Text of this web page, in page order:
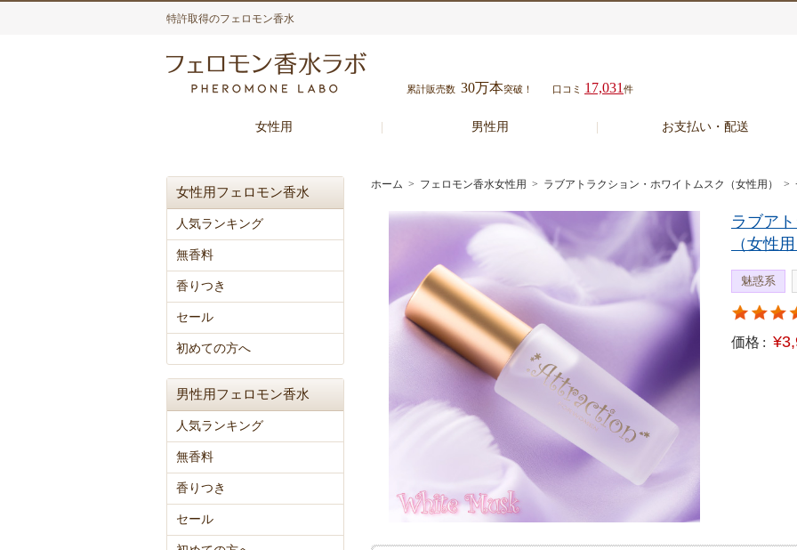
特許取得のフェロモン香水
累計販売数 30万本突破！ 口コミ 17,031 件
女性用 男性用 お支払い・配送
ホーム > フェロモン香水女性用 > ラブアトラクション・ホワイトムスク（女性用） >
ラブア
（女性用
魅惑系
価格 :
女性用フェロモン香水
人気ランキング
無香料
香りつき
セール
初めての方へ
男性用フェロモン香水
人気ランキング
無香料
香りつき
セール